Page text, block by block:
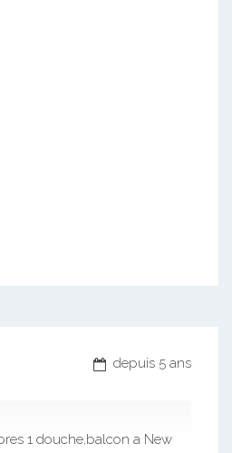
depuis 5 ans
1 douche,balcon a New